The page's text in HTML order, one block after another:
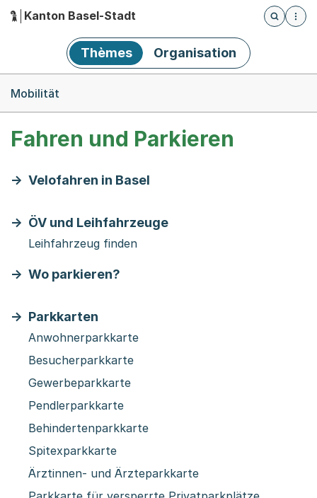
Hauptnavigation
Kanton Basel-Stadt
Öffnet
Thèmes Organisation
Mobilität
Fahren und Parkieren
Velofahren in Basel
ÖV und Leihfahrzeuge
Leihfahrzeug finden
Wo parkieren?
Parkkarten
Anwohnerparkkarte
Besucherparkkarte
Gewerbeparkkarte
Pendlerparkkarte
Behindertenparkkarte
Spitexparkkarte
Ärztinnen- und Ärzteparkkarte